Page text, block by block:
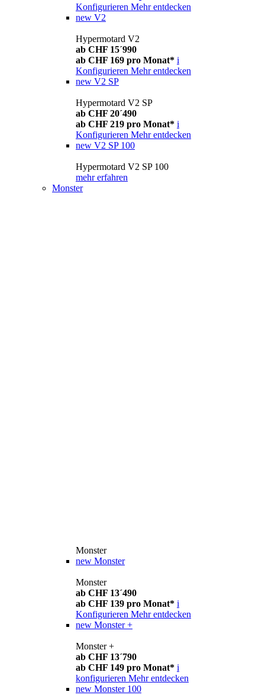
Konfigurieren Mehr entdecken
new V2
Hypermotard V2
ab CHF 15´990
ab CHF 169 pro Monat* i
Konfigurieren Mehr entdecken
new V2 SP
Hypermotard V2 SP
ab CHF 20´490
ab CHF 219 pro Monat* i
Konfigurieren Mehr entdecken
new V2 SP 100
Hypermotard V2 SP 100
mehr erfahren
Monster
Monster
new Monster
Monster
ab CHF 13´490
ab CHF 139 pro Monat* i
Konfigurieren Mehr entdecken
new Monster +
Monster +
ab CHF 13´790
ab CHF 149 pro Monat* i
konfigurieren Mehr entdecken
new Monster 100